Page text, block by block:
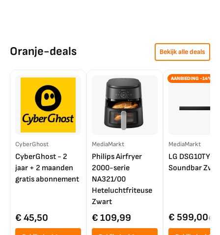
Oranje-deals Bekijk alle deals
CyberGhost
CyberGhost - 2
jaar + 2 maanden
gratis abonnement
€ 45,50
MediaMarkt
Philips Airfryer
2000-serie
NA321/00
Heteluchtfriteuse
Zwart
€ 109,99
AANBIEDING -14%
MediaMarkt
LG DSG10TY
Soundbar
€ 599,00€